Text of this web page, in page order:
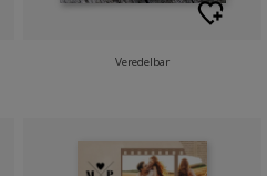
Veredelbar